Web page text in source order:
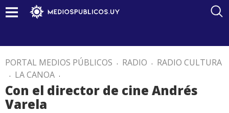
PORTAL MEDIOS PÚBLICOS . RADIO . RADIO CULTURA
. LA CANOA .
Con el director de cine Andrés
Varela